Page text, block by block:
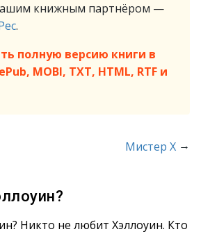
книжным партнёром —
.
полную версию книги в
MOBI, TXT, HTML, RTF и
Мистер Х →
Никто не любит Хэллоуин. Кто